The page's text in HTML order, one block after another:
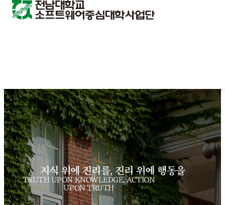
지식 위에 진리를, 진리 위에 행동을
TRUTH UPON KNOWLEDGE, ACTION
UPON TRUTH